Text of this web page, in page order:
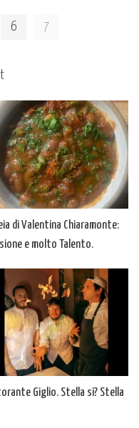
6 7
di Valentina Chiaramonte:
e molto Talento.
Giglio. Stella si? Stella